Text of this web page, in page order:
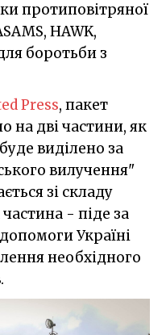
протиповітряної
HAWK,
боротьби з
Press, пакет
на дві частини, як
виділено за
вилучення"
зі складу
- піде за
Україні
необхідного